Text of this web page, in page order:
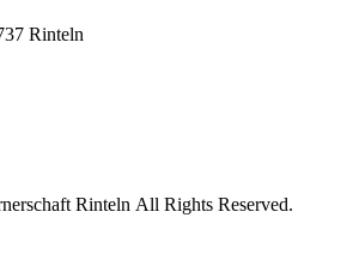
Rinteln
Rinteln All Rights Reserved.